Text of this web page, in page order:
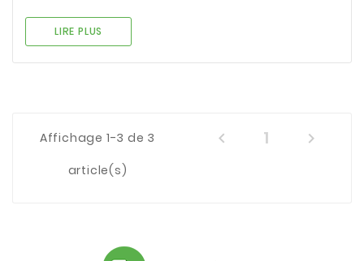
LIRE PLUS
Affichage 1-3 de 3
article(s)
 1 